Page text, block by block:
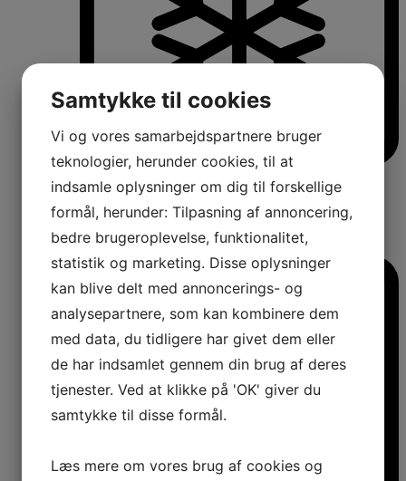
Køle-/fryseskabe
Fritstående køle-/fryseskabe
Integrerbare køle-/fryseskabe
Køleskabe med fryseboks
Amerikanerkøleskabe
Samtykke til cookies
Vi og vores samarbejdspartnere bruger
teknologier, herunder cookies, til at
indsamle oplysninger om dig til forskellige
formål, herunder: Tilpasning af annoncering,
bedre brugeroplevelse, funktionalitet,
statistik og marketing. Disse oplysninger
kan blive delt med annoncerings- og
analysepartnere, som kan kombinere dem
med data, du tidligere har givet dem eller
de har indsamlet gennem din brug af deres
tjenester. Ved at klikke på 'OK' giver du
samtykke til disse formål.
Læs mere om vores brug af cookies og